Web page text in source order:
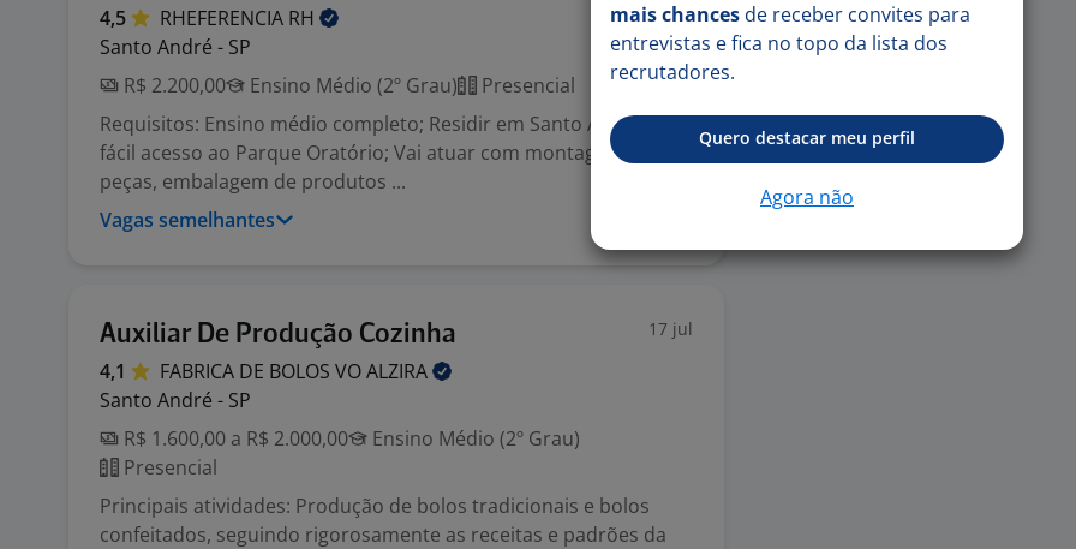
4,5 RHEFERENCIA RH
Santo André - SP
R$ 2.200,00
Ensino Médio (2º Grau)
Presencial
Requisitos: Ensino médio completo; Residir em Santo André com
fácil acesso ao Parque Oratório; Vai atuar com montagem de
peças, embalagem de produtos ...
Vagas semelhantes
Auxiliar De Produção Cozinha 17 jul
4,1 FABRICA DE BOLOS VOALZIRA
Santo André - SP
R$ 1.600,00 a R$ 2.000,00
Ensino Médio (2º Grau)
Presencial
Principais atividades: Produção de bolos tradicionais e bolos
confeitados, seguindo rigorosamente as receitas e padrões da
mais chances de receber convites para
entrevistas e fica no topo da lista dos
recrutadores.
Quero destacar meu perfil
Agora não